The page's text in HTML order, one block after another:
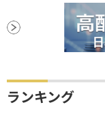
ランキング